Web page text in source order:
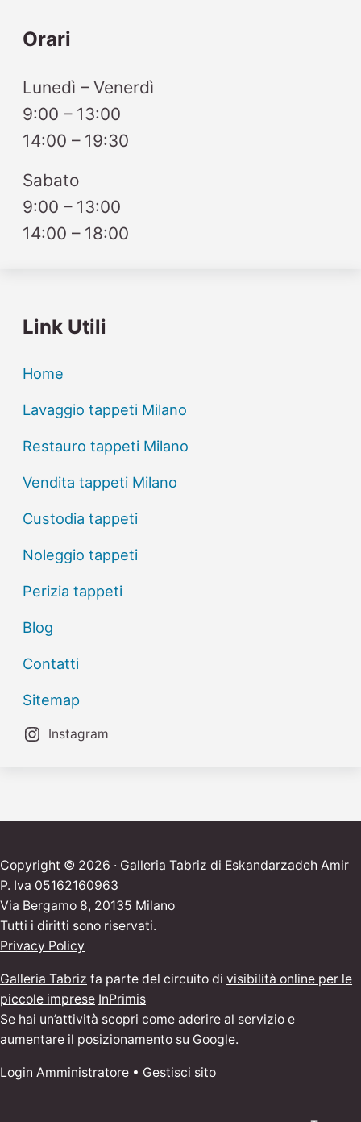
Orari
Lunedì – Venerdì
9:00 – 13:00
14:00 – 19:30
Sabato
9:00 – 13:00
14:00 – 18:00
Link Utili
Home
Lavaggio tappeti Milano
Restauro tappeti Milano
Vendita tappeti Milano
Custodia tappeti
Noleggio tappeti
Perizia tappeti
Blog
Contatti
Sitemap
Instagram
Copyright © 2026 · Galleria Tabriz di Eskandarzadeh Amir
P. Iva 05162160963
Via Bergamo 8, 20135 Milano
Tutti i diritti sono riservati.
Privacy Policy
Galleria Tabriz fa parte del circuito divisibilità online per le
piccole imprese InPrimis
Se hai un’attività scopri come aderire al servizio e
aumentare il posizionamento su Google.
Login Amministratore • Gestisci sito